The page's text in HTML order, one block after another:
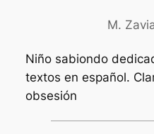
M.
Niño sabiondo
textos en español.
obsesión